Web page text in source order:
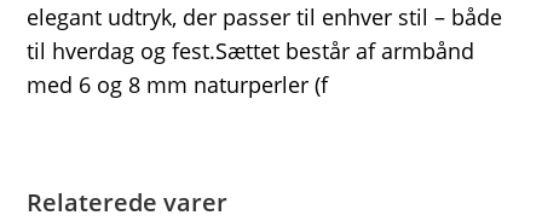
elegant udtryk, der passer til enhver stil – både
til hverdag og fest.Sættet består af armbånd
med 6 og 8 mm naturperler (f
Relaterede varer